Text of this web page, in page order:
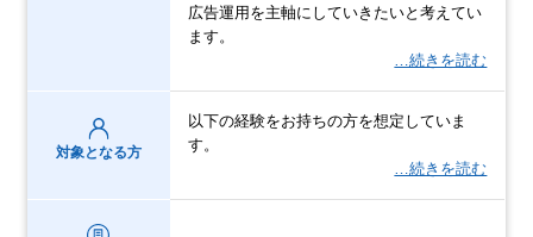
広告運用を主軸にしていきたいと考えてい
ます。
…続きを読む
対象となる方
以下の経験をお持ちの方を想定していま
す。
…続きを読む